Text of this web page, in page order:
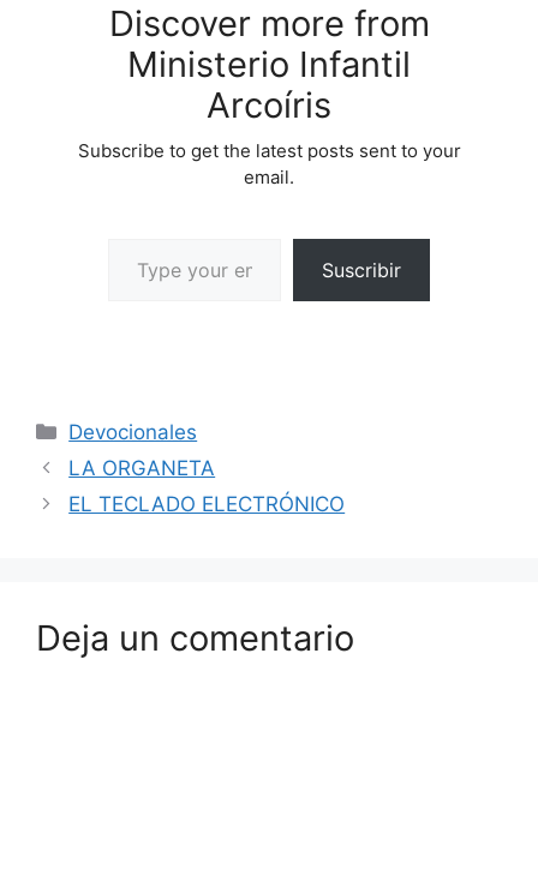
Discover more from
Ministerio Infantil
Arcoíris
Subscribe to get the latest posts sent to your
email.
Suscribir
Devocionales
LA ORGANETA
EL TECLADO ELECTRÓNICO
Deja un comentario